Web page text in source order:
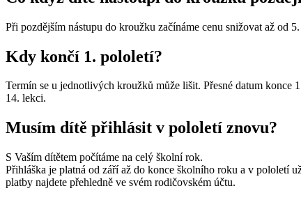
Při pozdějším nástupu do kroužku začínáme cenu snižovat až od
Kdy končí 1. pololetí?
Termín se u jednotlivých kroužků může lišit. Přesné datum
14. lekci.
Musím dítě přihlásit v pololetí znovu?
S Vaším dítětem počítáme na celý školní rok.
Přihláška je platná od září až do konce školního roku a v pololetí
platby najdete přehledně ve svém rodičovském účtu.